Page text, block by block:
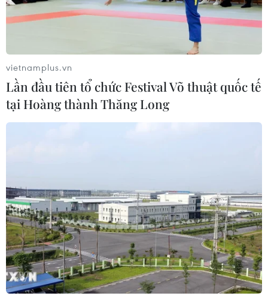
vietnamplus.vn
Lần đầu tiên tổ chức Festival Võ thuật quốc tế
tại Hoàng thành Thăng Long